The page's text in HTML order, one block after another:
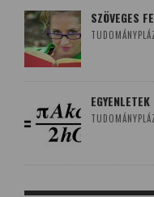
SZÖVEGES